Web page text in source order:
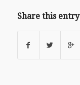
Share this entry